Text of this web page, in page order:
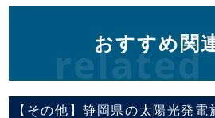
おすすめ関
related
【その他】静岡県の太陽光発電